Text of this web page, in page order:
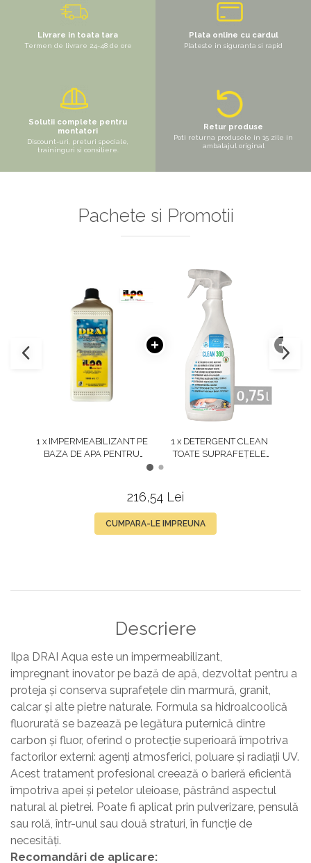
Livrare in toata tara
Termen de livrare 24-48 de ore
Plata online cu cardul
Plateste in siguranta si rapid
Solutii complete pentru
montatori
Discount-uri, preturi speciale,
traininguri si consiliere.
Retur produse
Poti returna produsele in 15 zile in
ambalajul original
Pachete si Promotii
1 x IMPERMEABILIZANT PE
BAZA DE APA PENTRU
CALCAR – ILPA DRAI AQUA
1 x DETERGENT CLEAN
TOATE SUPRAFEȚELE
216,54 Lei
CUMPARA-LE IMPREUNA
Descriere
Ilpa DRAI Aqua este un impermeabilizant,
impregnant inovator pe bază de apă, dezvoltat pentru a
proteja și conserva suprafețele din marmură, granit,
calcar și alte pietre naturale. Formula sa hidroalcoolică
fluorurată se bazează pe legătura puternică dintre
carbon și fluor, oferind o protecție superioară împotriva
factorilor externi: agenți atmosferici, poluare și radiații UV.
Acest tratament profesional creează o barieră eficientă
împotriva apei și petelor uleioase, păstrând aspectul
natural al pietrei. Poate fi aplicat prin pulverizare, pensulă
sau rolă, într-unul sau două straturi, în funcție de
necesități.
Recomandări de aplicare: